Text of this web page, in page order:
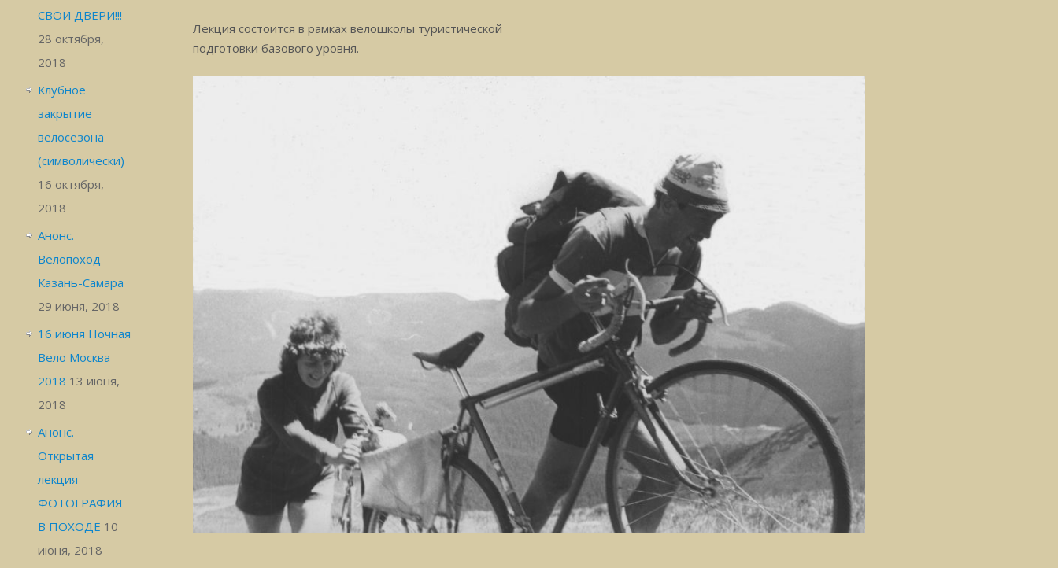
Лекция состоится в рамках велошколы туристической
подготовки базового уровня.
СВОИ ДВЕРИ!!!
28 октября,
2018
Клубное
закрытие
велосезона
(символически)
16 октября,
2018
Анонс.
Велопоход
Казань-Самара
29 июня, 2018
16 июня Ночная
Вело Москва
2018 13 июня,
2018
Анонс.
Открытая
лекция
ФОТОГРАФИЯ
В ПОХОДЕ 10
июня, 2018